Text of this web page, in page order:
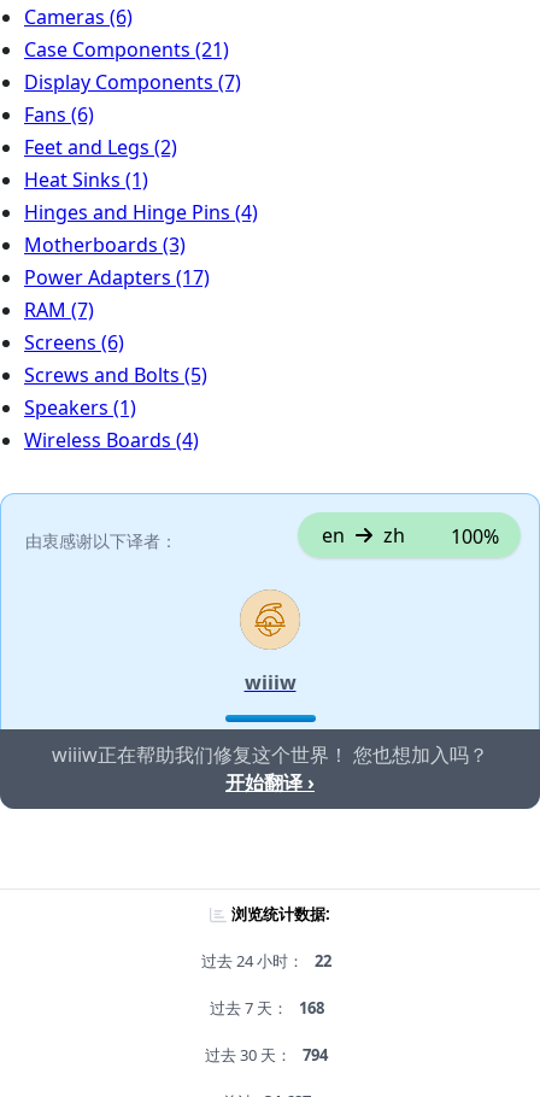
Cameras (6)
Case Components (21)
Display Components (7)
Fans (6)
Feet and Legs (2)
Heat Sinks (1)
Hinges and Hinge Pins (4)
Motherboards (3)
Power Adapters (17)
RAM (7)
Screens (6)
Screws and Bolts (5)
Speakers (1)
Wireless Boards (4)
由衷感谢以下译者： en zh 100%
wiiiw
wiiiw正在帮助我们修复这个世界！ 您也想加入吗？
开始翻译 ›
浏览统计数据:
过去 24 小时： 22
过去 7 天： 168
过去 30 天： 794